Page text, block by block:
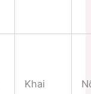
Khai